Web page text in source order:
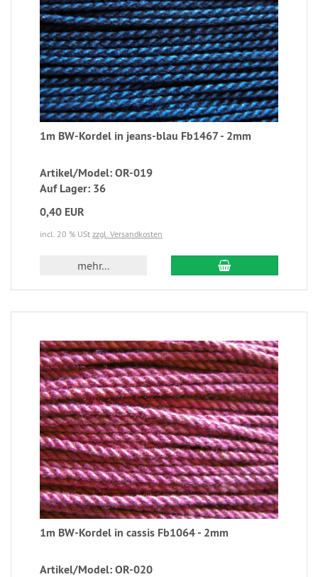
1m BW-Kordel in jeans-blau Fb1467 - 2mm
Artikel/Model: OR-019
Auf Lager: 36
0,40 EUR
incl. 20 % USt zzgl. Versandkosten
mehr...
1m BW-Kordel in cassis Fb1064 - 2mm
Artikel/Model: OR-020